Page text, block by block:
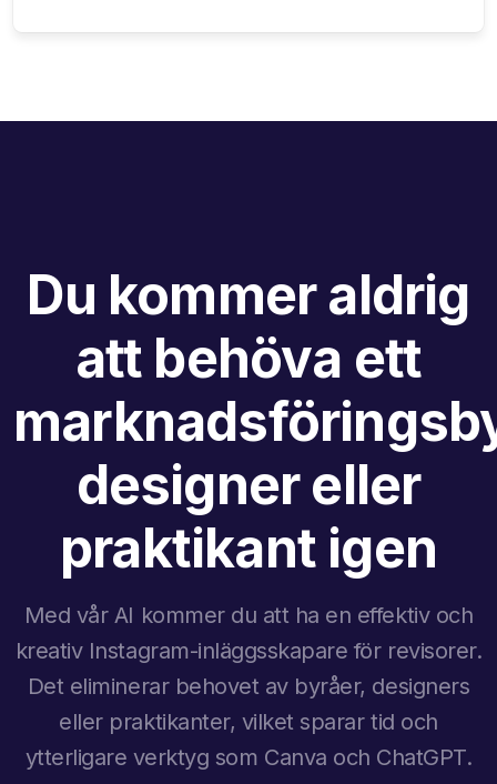
Du kommer aldrig
att behöva ett
designer eller
praktikant igen
Med vår AI kommer du att ha en effektiv och
kreativ Instagram-inläggsskapare för revisorer.
Det eliminerar behovet av byråer, designers
eller praktikanter, vilket sparar tid och
ytterligare verktyg som Canva och ChatGPT.